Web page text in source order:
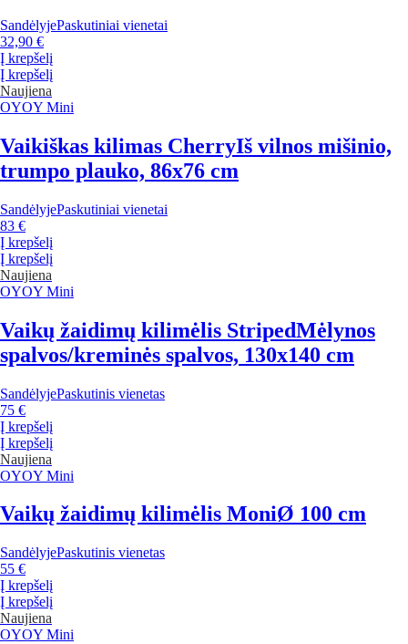
SandėlyjePaskutiniai vienetai
32,90 €
Į krepšelį
Į krepšelį
Naujiena
OYOY Mini
Vaikiškas kilimas CherryIš vilnos mišinio,
trumpo plauko, 86x76 cm
SandėlyjePaskutiniai vienetai
83 €
Į krepšelį
Į krepšelį
Naujiena
OYOY Mini
Vaikų žaidimų kilimėlis StripedMėlynos
spalvos/kreminės spalvos, 130x140 cm
SandėlyjePaskutinis vienetas
75 €
Į krepšelį
Į krepšelį
Naujiena
OYOY Mini
Vaikų žaidimų kilimėlis MoniØ 100 cm
SandėlyjePaskutinis vienetas
55 €
Į krepšelį
Į krepšelį
Naujiena
OYOY Mini